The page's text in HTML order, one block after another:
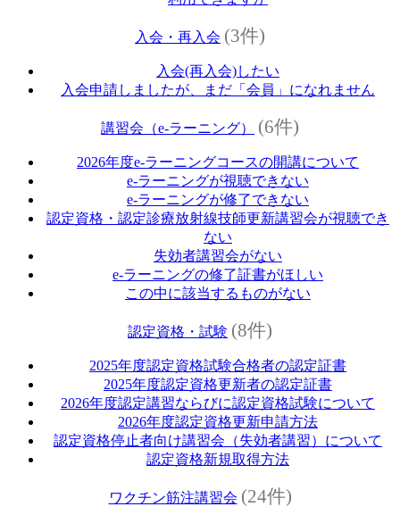
入会・再入会 (3件)
入会(再入会)したい
入会申請しましたが、まだ「会員」になれません
講習会（e‐ラーニング） (6件)
2026年度e‐ラーニングコースの開講について
e‐ラーニングが視聴できない
e‐ラーニングが修了できない
認定資格・認定診療放射線技師更新講習会が視聴でき
ない
失効者講習会がない
e‐ラーニングの修了証書がほしい
この中に該当するものがない
認定資格・試験 (8件)
2025年度認定資格試験合格者の認定証書
2025年度認定資格更新者の認定証書
2026年度認定講習ならびに認定資格試験について
2026年度認定資格更新申請方法
認定資格停止者向け講習会（失効者講習）について
認定資格新規取得方法
ワクチン筋注講習会 (24件)